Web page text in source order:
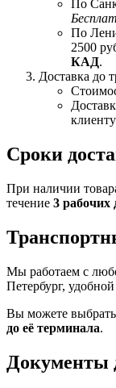
По
По
2500
КАД.
Доставка до
Сроки
При наличии
течение 3 рабочих
Мы работаем с
Петербург,
Вы можете
до её терминала.
Документы